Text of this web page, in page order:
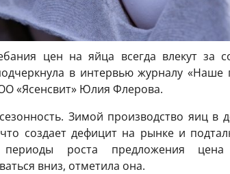
цен на яйца всегда влекут за
в интервью журналу «Наше
«Ясенсвит» Юлия Флерова.
Зимой производство яиц в
создает дефицит на рынке и
роста предложения
вниз, отметила она.